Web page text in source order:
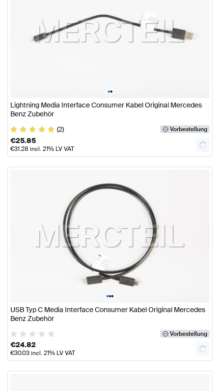
••
Lightning Media Interface Consumer Kabel Original Mercedes
Benz Zubehör
(2)
Vorbestellung
€25.85
€31.28 incl. 21% LV VAT
•••
USB Typ C Media Interface Consumer Kabel Original Mercedes
Benz Zubehör
Vorbestellung
€24.82
€30.03incl. 21% LV VAT